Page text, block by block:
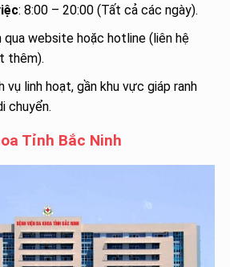
: 8:00 – 20:00 (Tất cả các ngày).
qua website hoặc hotline (liên hệ
thêm).
vụ linh hoạt, gần khu vực giáp ranh
chuyển.
Tỉnh Bắc Ninh